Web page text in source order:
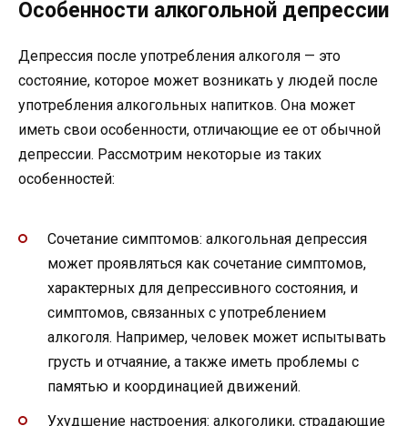
Особенности алкогольной депрессии
Депрессия после употребления алкоголя — это
состояние, которое может возникать у людей после
употребления алкогольных напитков. Она может
иметь свои особенности, отличающие ее от обычной
депрессии. Рассмотрим некоторые из таких
особенностей:
Сочетание симптомов: алкогольная депрессия
может проявляться как сочетание симптомов,
характерных для депрессивного состояния, и
симптомов, связанных с употреблением
алкоголя. Например, человек может испытывать
грусть и отчаяние, а также иметь проблемы с
памятью и координацией движений.
Ухудшение настроения: алкоголики, страдающие